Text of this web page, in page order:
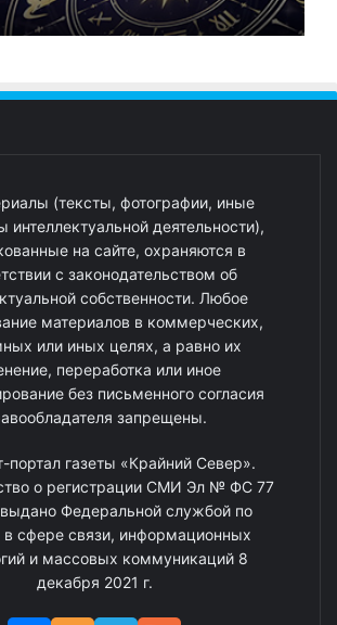
(тексты, фотографии, иные
интеллектуальной деятельности),
на сайте, охраняются в
с законодательством об
собственности. Любое
материалов в коммерческих,
или иных целях, а равно их
переработка или иное
без письменного согласия
запрещены.
портал газеты «Крайний Север».
о регистрации СМИ Эл № ФС 77
Федеральной службой по
в сфере связи, информационных
и массовых коммуникаций 8
декабря 2021 г.